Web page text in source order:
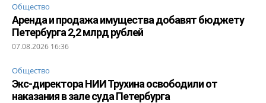
Общество
Аренда и продажа имущества добавят бюджету
Петербурга 2,2 млрд рублей
07.08.2026 16:36
Общество
Экс-директора НИИ Трухина освободили от
наказания в зале суда Петербурга